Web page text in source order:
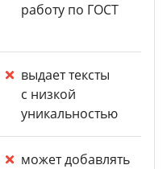
работу по ГОСТ
выдает тексты
с низкой
уникальностью
может добавлять